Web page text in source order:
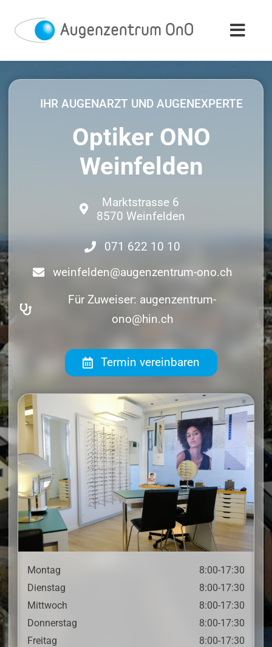
content
IHR AUGENARZT UND AUGENEXPERTE
Optiker ONO
Weinfelden
Marktstrasse 6
8570 Weinfelden
071 622 10 10
weinfelden@augenzentrum-ono.ch
Für Zuweiser: augenzentrum-
ono@hin.ch
Termin vereinbaren
Montag
8:00-17:30
Dienstag
8:00-17:30
Mittwoch
8:00-17:30
Donnerstag
8:00-17:30
Freitag
8:00-17:30